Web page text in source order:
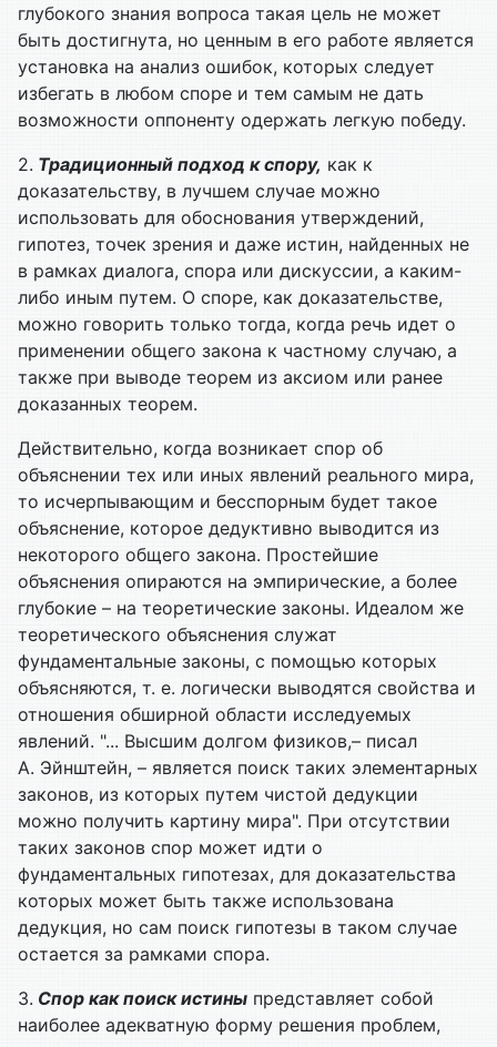
глубокого знания вопроса такая цель не может
быть достигнута, но ценным в его работе является
установка на анализ ошибок, которых следует
избегать в любом споре и тем самым не дать
возможности оппоненту одержать легкую победу.
2. Традиционный подход к спору, как к
доказательству, в лучшем случае можно
использовать для обоснования утверждений,
гипотез, точек зрения и даже истин, найденных не
в рамках диалога, спора или дискуссии, а каким-
либо иным путем. О споре, как доказательстве,
можно говорить только тогда, когда речь идет о
применении общего закона к частному случаю, а
также при выводе теорем из аксиом или ранее
доказанных теорем.
Действительно, когда возникает спор об
объяснении тех или иных явлений реального мира,
то исчерпывающим и бесспорным будет такое
объяснение, которое дедуктивно выводится из
некоторого общего закона. Простейшие
объяснения опираются на эмпирические, а более
глубокие – на теоретические законы. Идеалом же
теоретического объяснения служат
фундаментальные законы, с помощью которых
объясняются, т. е. логически выводятся свойства и
отношения обширной области исследуемых
явлений. "... Высшим долгом физиков,– писал
А. Эйнштейн, – является поиск таких элементарных
законов, из которых путем чистой дедукции
можно получить картину мира". При отсутствии
таких законов спор может идти о
фундаментальных гипотезах, для доказательства
которых может быть также использована
дедукция, но сам поиск гипотезы в таком случае
остается за рамками спора.
3. Спор как поиск истины представляет собой
наиболее адекватную форму решения проблем,